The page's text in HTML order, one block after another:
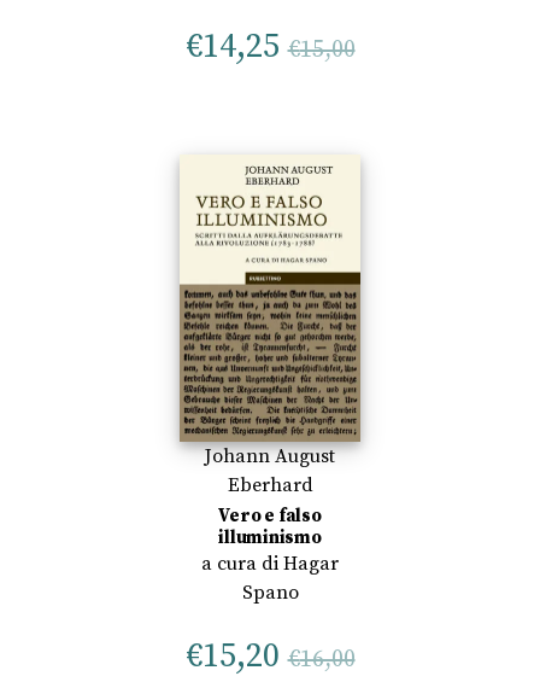
€14,25 €15,00
Johann August
Eberhard
Vero e falso
illuminismo
a cura di Hagar
Spano
€15,20 €16,00